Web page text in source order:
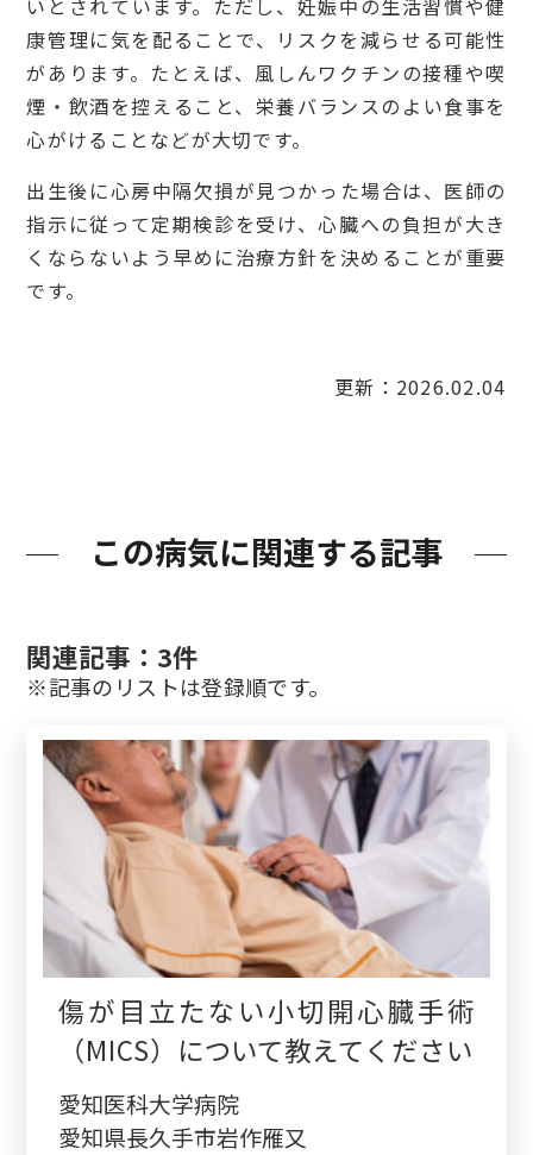
康管理に気を配ることで、リスクを減らせる可能性
があります。たとえば、風しんワクチンの接種や喫
煙・飲酒を控えること、栄養バランスのよい食事を
心がけることなどが大切です。
出生後に心房中隔欠損が見つかった場合は、医師の
指示に従って定期検診を受け、心臓への負担が大き
くならないよう早めに治療方針を決めることが重要
です。
更新：2026.02.04
この病気に関連する記事
関連記事：3件
※記事のリストは登録順です。
傷が目立たない小切開心臓手術
（MICS）について教えてください
愛知医科大学病院
愛知県長久手市岩作雁又